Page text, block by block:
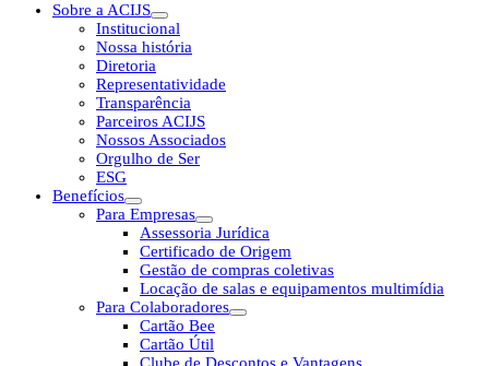
Sobre a ACIJS
Institucional
Nossa história
Diretoria
Representatividade
Transparência
Parceiros ACIJS
Nossos Associados
Orgulho de Ser
ESG
Benefícios
Para Empresas
Assessoria Jurídica
Certificado de Origem
Gestão de compras coletivas
Locação de salas e equipamentos multimídia
Para Colaboradores
Cartão Bee
Cartão Útil